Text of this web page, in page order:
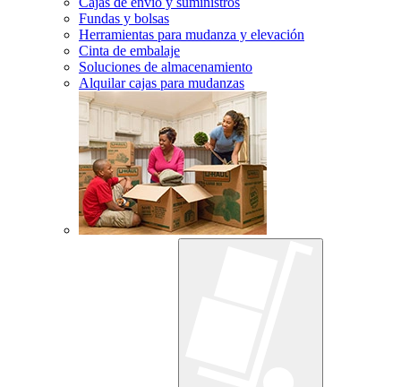
Fundas y bolsas
Herramientas para mudanza y elevación
Cinta de embalaje
Soluciones de almacenamiento
Alquilar cajas para mudanzas